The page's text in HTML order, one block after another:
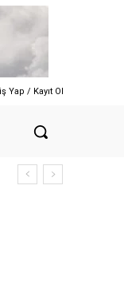
Yap / Kayıt Ol